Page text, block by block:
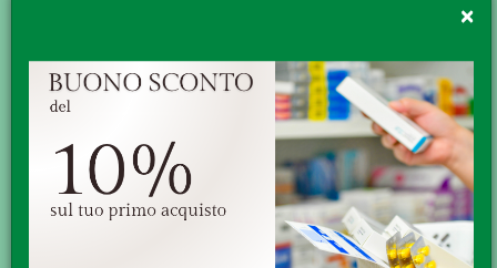
DESCRIZIONE
AVVERTENZE
L'uso prolungato dei vasocostrittori per uso topico
nasale, puo' alterare la normale funzione della mucosa
nasale e dei seni paranasali, provocando infiammazione
cronica e atrofia; inoltre puo' indurre anche assuefazione
×